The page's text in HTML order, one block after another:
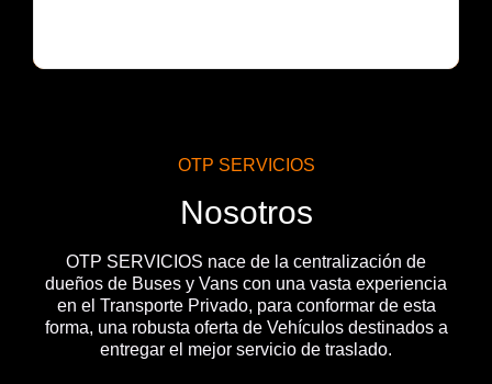
OTP SERVICIOS
Nosotros
OTP SERVICIOS nace de la centralización de
dueños de Buses y Vans con una vasta experiencia
en el Transporte Privado, para conformar de esta
forma, una robusta oferta de Vehículos destinados a
entregar el mejor servicio de traslado.